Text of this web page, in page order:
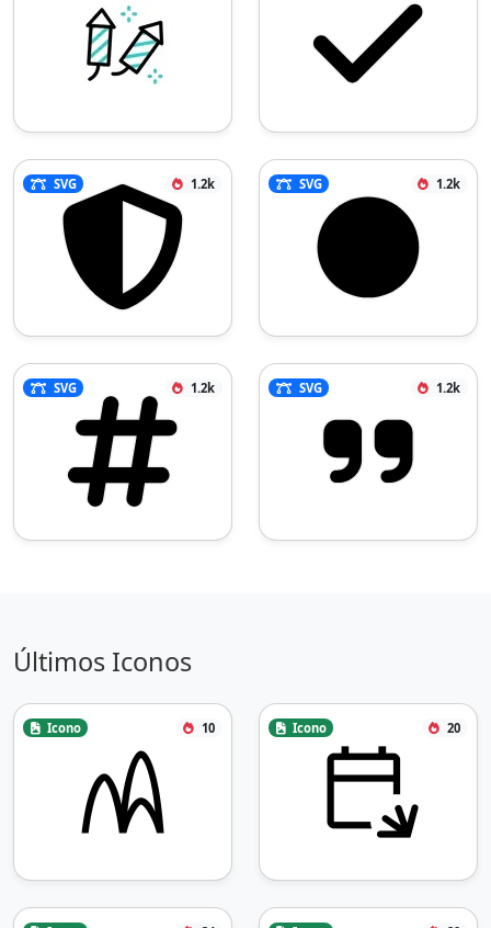
SVG 1.2k SVG 1.2k
SVG 1.2k SVG 1.2k
Últimos Iconos
Icono 10 Icono 20